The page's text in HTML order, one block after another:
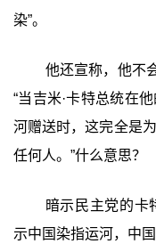
染”。
他还宣称，他不
“当吉米·卡特总统在
河赠送时，这完全是
任何人。”什么意思？
暗示民主党的卡
示中国染指运河，中